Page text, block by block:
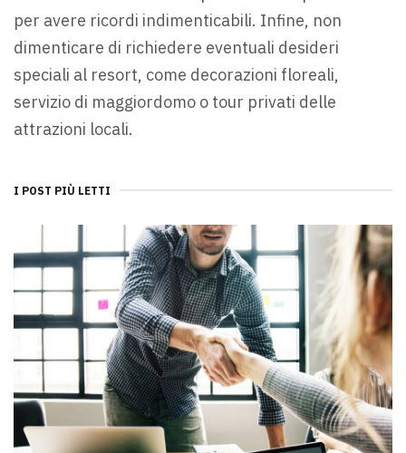
per avere ricordi indimenticabili. Infine, non
dimenticare di richiedere eventuali desideri
speciali al resort, come decorazioni floreali,
servizio di maggiordomo o tour privati delle
attrazioni locali.
I POST PIÙ LETTI